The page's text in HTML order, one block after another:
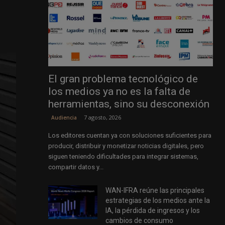
El gran problema tecnológico de
los medios ya no es la falta de
herramientas, sino su desconexión
Audiencia 7 agosto, 2026
Los editores cuentan ya con soluciones suficientes para
producir, distribuir y monetizar noticias digitales, pero
siguen teniendo dificultades para integrar sistemas,
compartir datos y...
WAN-IFRA reúne las principales
estrategias de los medios ante la
IA, la pérdida de ingresos y los
cambios de consumo